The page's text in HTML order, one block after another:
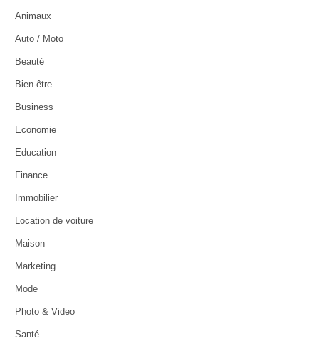
Animaux
Auto / Moto
Beauté
Bien-être
Business
Economie
Education
Finance
Immobilier
Location de voiture
Maison
Marketing
Mode
Photo & Video
Santé